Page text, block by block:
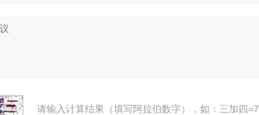
请输入计算结果（填写阿拉伯数字），如：三加四=7